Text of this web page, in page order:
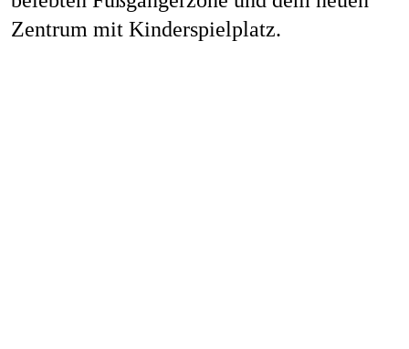
Zentrum mit Kinderspielplatz.